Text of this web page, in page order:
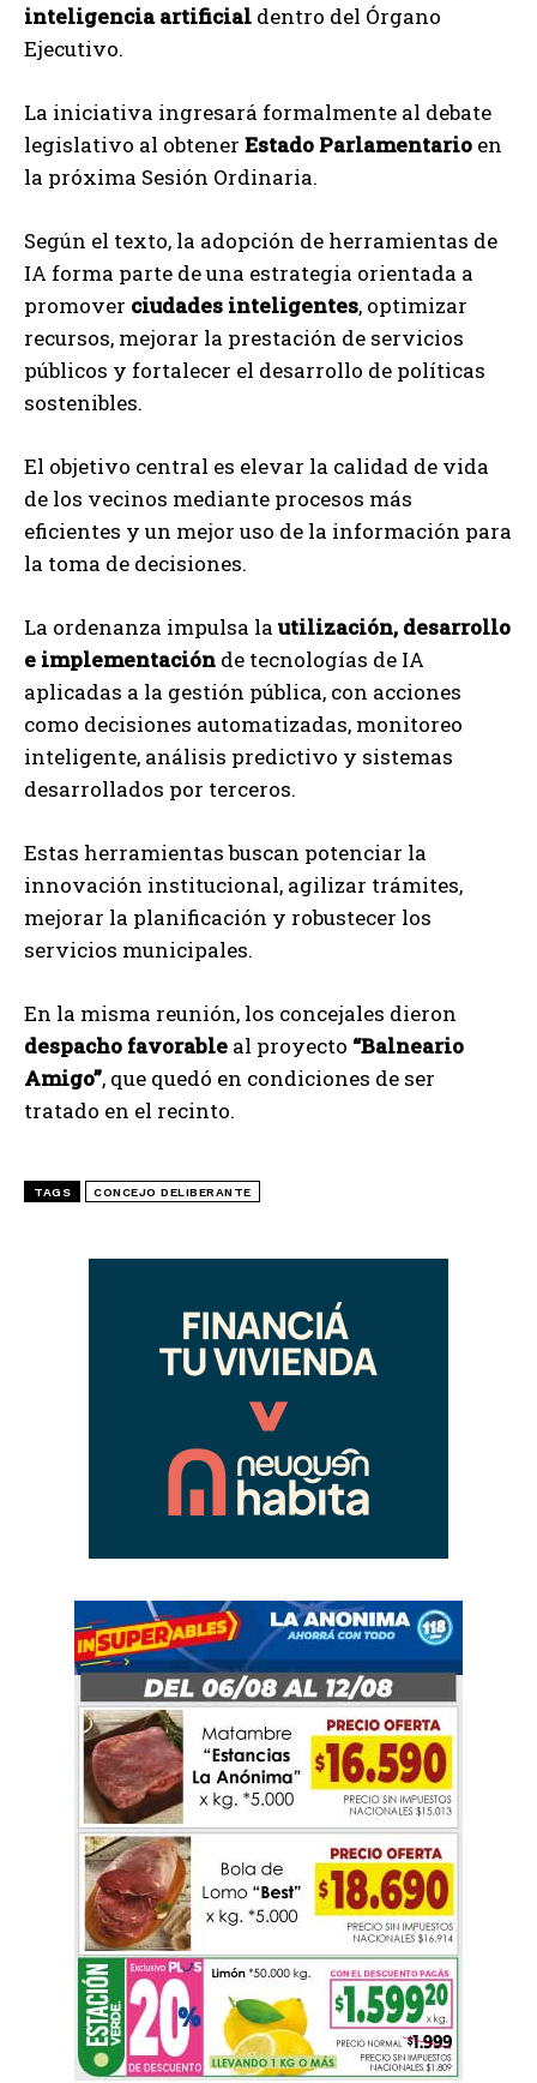
inteligencia artificial dentro del Órgano
Ejecutivo.
La iniciativa ingresará formalmente al debate
legislativo al obtener Estado Parlamentario en
la próxima Sesión Ordinaria.
Según el texto, la adopción de herramientas de
IA forma parte de una estrategia orientada a
promover ciudades inteligentes, optimizar
recursos, mejorar la prestación de servicios
públicos y fortalecer el desarrollo de políticas
sostenibles.
El objetivo central es elevar la calidad de vida
de los vecinos mediante procesos más
eficientes y un mejor uso de la información para
la toma de decisiones.
La ordenanza impulsa la utilización, desarrollo
e implementación de tecnologías de IA
aplicadas a la gestión pública, con acciones
como decisiones automatizadas, monitoreo
inteligente, análisis predictivo y sistemas
desarrollados por terceros.
Estas herramientas buscan potenciar la
innovación institucional, agilizar trámites,
mejorar la planificación y robustecer los
servicios municipales.
En la misma reunión, los concejales dieron
despacho favorable al proyecto “Balneario
Amigo”, que quedó en condiciones de ser
tratado en el recinto.
TAGS CONCEJO DELIBERANTE